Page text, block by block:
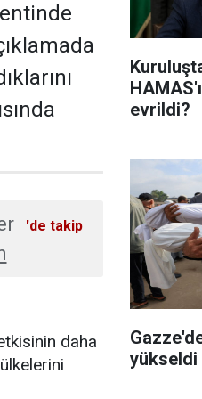
'de takip
daha
evrildi?
yükseldi